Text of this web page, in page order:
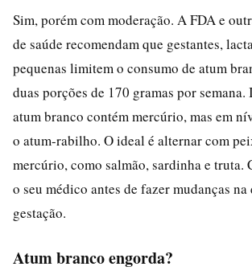
Sim, porém com moderação. A FDA e
de saúde recomendam que gestantes,
pequenas limitem o consumo de atum
duas porções de 170 gramas por semana.
atum branco contém mercúrio, mas em
o atum-rabilho. O ideal é alternar com
mercúrio, como salmão, sardinha e truta.
o seu médico antes de fazer mudanças
gestação.
Atum branco engorda?